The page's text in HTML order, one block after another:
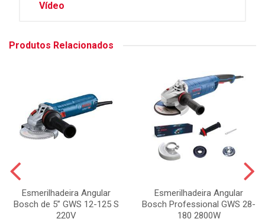
Vídeo
Produtos Relacionados
Esmerilhadeira Angular
Bosch de 5” GWS 12-125 S
220V
Esmerilhadeira Angular
Bosch Professional GWS 28-
180 2800W